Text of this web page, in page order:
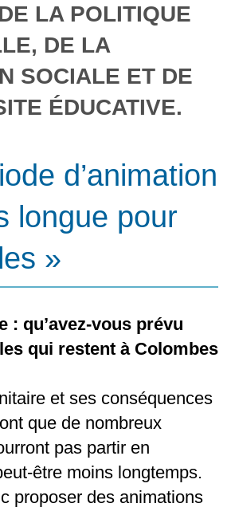
LA POLITIQUE
DE LA
SOCIALE ET DE
ÉDUCATIVE.
d’animation
longue pour
»
: qu’avez-vous prévu
qui restent à Colombes
et ses conséquences
que de nombreux
pas partir en
être moins longtemps.
proposer des animations